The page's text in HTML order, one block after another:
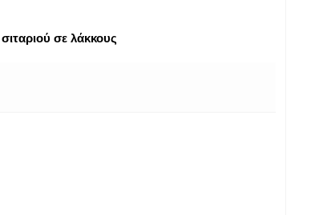
σε λάκκους